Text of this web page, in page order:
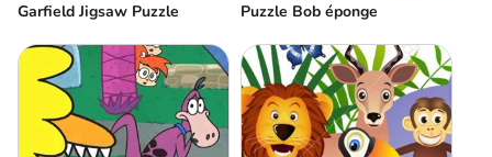
Garfield Jigsaw Puzzle Puzzle Bob éponge